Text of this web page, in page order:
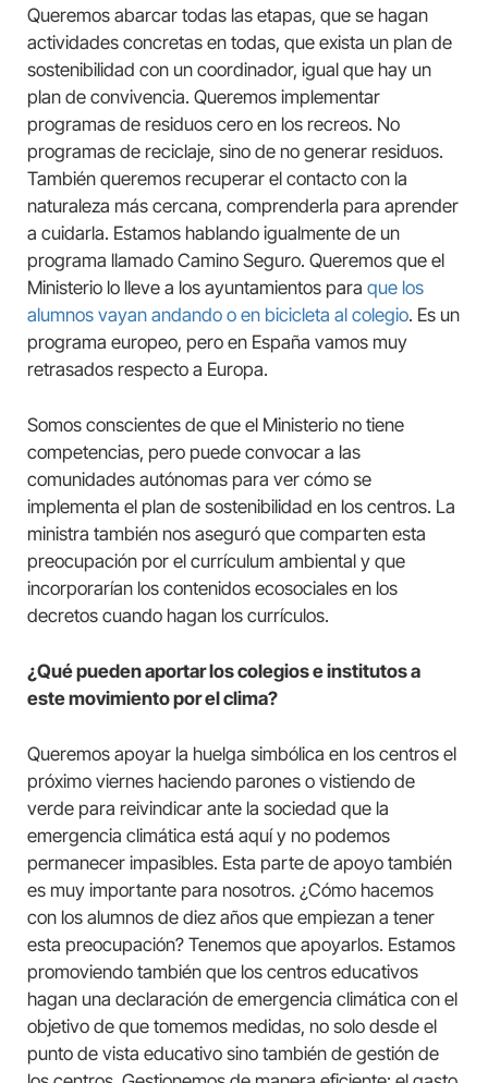
Queremos abarcar todas las etapas, que se hagan
actividades concretas en todas, que exista un plan de
sostenibilidad con un coordinador, igual que hay un
plan de convivencia. Queremos implementar
programas de residuos cero en los recreos. No
programas de reciclaje, sino de no generar residuos.
También queremos recuperar el contacto con la
naturaleza más cercana, comprenderla para aprender
a cuidarla. Estamos hablando igualmente de un
programa llamado Camino Seguro. Queremos que el
Ministerio lo lleve a los ayuntamientos para que los
alumnos vayan andando o en bicicleta al colegio. Es un
programa europeo, pero en España vamos muy
retrasados respecto a Europa.
Somos conscientes de que el Ministerio no tiene
competencias, pero puede convocar a las
comunidades autónomas para ver cómo se
implementa el plan de sostenibilidad en los centros. La
ministra también nos aseguró que comparten esta
preocupación por el currículum ambiental y que
incorporarían los contenidos ecosociales en los
decretos cuando hagan los currículos.
¿Qué pueden aportar los colegios e institutos a
este movimiento por el clima?
Queremos apoyar la huelga simbólica en los centros el
próximo viernes haciendo parones o vistiendo de
verde para reivindicar ante la sociedad que la
emergencia climática está aquí y no podemos
permanecer impasibles. Esta parte de apoyo también
es muy importante para nosotros. ¿Cómo hacemos
con los alumnos de diez años que empiezan a tener
esta preocupación? Tenemos que apoyarlos. Estamos
promoviendo también que los centros educativos
hagan una declaración de emergencia climática con el
objetivo de que tomemos medidas, no solo desde el
punto de vista educativo sino también de gestión de